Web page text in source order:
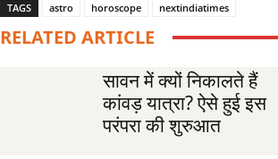
TAGS astro horoscope nextindiatimes
RELATED ARTICLE
सावन में क्यों निकालते हैं
कांवड़ यात्रा? ऐसे हुई इस
परंपरा की शुरुआत